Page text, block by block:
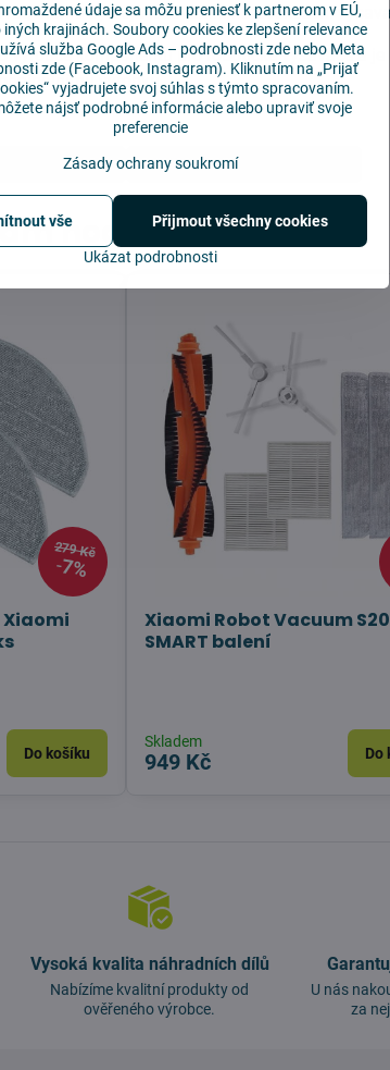
mohlo by dojít k závažnému poškození
komponentů pro robotické vysavače a je
výrobku.
Vybrat MODEL Xiaomi Robot Vacuum S20
hodit
279 Kč
7%
Do košíku
Xiaomi Robot Vacuum S20
SMART balení
Skladem
949 Kč Do
Vysoká kvalita náhradních dílů
Nabízíme kvalitní produkty od
ověřeného výrobce.
U nás
za
údaje sa môžu preniesť k partnerom v EÚ,
iných krajinách. Soubory cookies ke zlepšení relevance
služba Google Ads – podrobnosti zdenebo Meta
zde(Facebook, Instagram). Kliknutím na „Prijať
vyjadrujete svoj súhlas s týmto spracovaním.
nájsť podrobné informácie alebo upraviť svoje
preferencie
Zásady ochrany soukromí
Ukázat podrobnosti
Přijmout všechny cookies
vše